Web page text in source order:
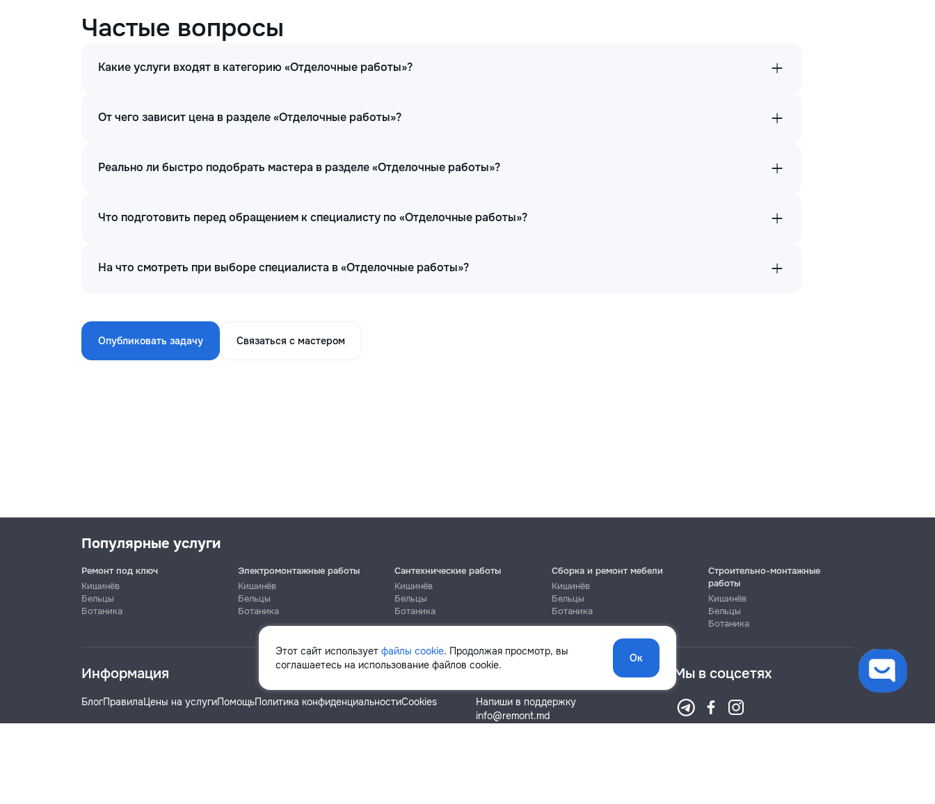
Частые вопросы
Какие услуги входят в категорию «Отделочные работы»?
От чего зависит цена в разделе «Отделочные работы»?
Реально ли быстро подобрать мастера в разделе «Отделочные работы»?
Что подготовить перед обращением к специалисту по «Отделочные работы»?
На что смотреть при выборе специалиста в «Отделочные работы»?
Опубликовать задачу Связаться с мастером
Этот сайт использует файлы cookie. Продолжая просмотр, вы
соглашаетесь на использование файлов cookie.
Ок
Популярные услуги
Ремонт под ключ
Кишинёв
Бельцы
Ботаника
Электромонтажные работы
Кишинёв
Бельцы
Ботаника
Сантехнические работы
Кишинёв
Бельцы
Ботаника
Сборка и ремонт мебели
Кишинёв
Бельцы
Ботаника
Строительно-монтажные
работы
Кишинёв
Бельцы
Ботаника
Информация
БлогПравилаЦены на услугиПомощьПолитика конфиденциальностиCookies
Помощь
Напиши в поддержку
info@remont.md
Мы в соцсетях